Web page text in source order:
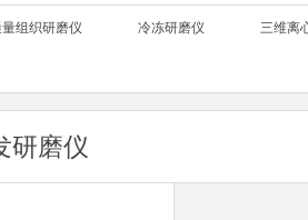
组织研磨仪 冷冻研磨仪 三维离
研磨仪